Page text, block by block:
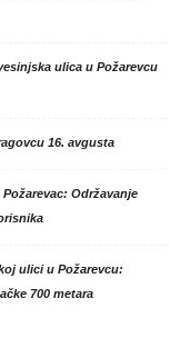
ulica u Požarevcu
16. avgusta
Održavanje
ulici u Požarevcu:
700 metara